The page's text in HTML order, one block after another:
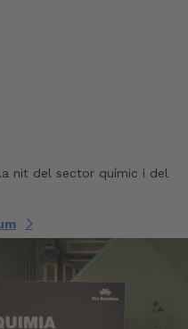
nit del sector químic i del